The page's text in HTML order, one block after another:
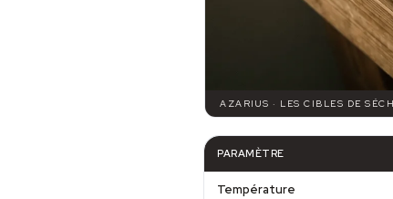
AZARIUS · LES CIBLES DE
PARAMÈTRE
Température